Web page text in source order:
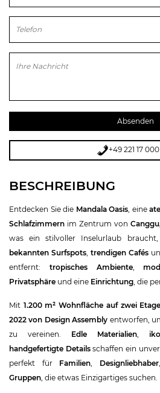
+49 221 17
BESCHREIBUNG
Entdecken Sie die Mandala Oasis , eine
Schlafzimmern im Zentrum von
was ein stilvoller Inselurlaub
bekannten Surfspots trendigen Cafés
entfernt: tropisches Ambiente,
Privatsphäre und eine Einrichtung , die
Mit 1.200 m² Wohnfläche auf zwei
2022 von Design Assembly entworfen,
zu vereinen. Edle Materialien
handgefertigte Detailsschaffen ein
perfekt für Familien Designliebhaber
Gruppen , die etwas Einzigartiges suchen.